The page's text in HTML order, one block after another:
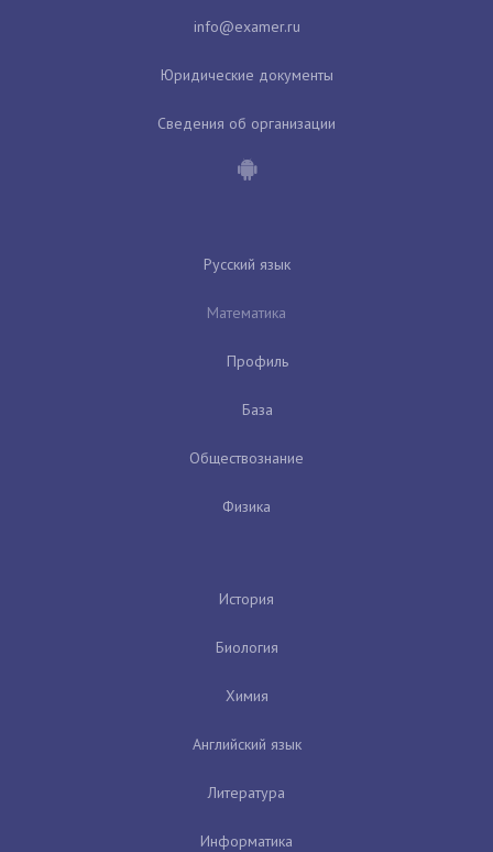
Юридические документы
Сведения об организации
Русский язык
Математика
Профиль
База
Обществознание
Физика
История
Биология
Химия
Английский язык
Литература
Информатика